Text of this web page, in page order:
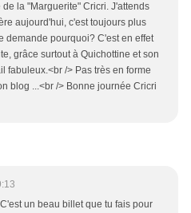
la "Marguerite" Cricri. J'attends
aujourd'hui, c'est toujours plus
demande pourquoi? C'est en effet
grâce surtout à Quichottine et son
fabuleux.<br /> Pas très en forme
blog ...<br /> Bonne journée Cricri
un beau billet que tu fais pour